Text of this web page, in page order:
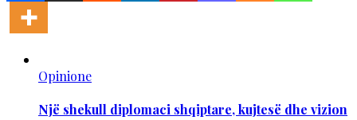
Opinione
Një shekull diplomaci shqiptare, kujtesë dhe vizion